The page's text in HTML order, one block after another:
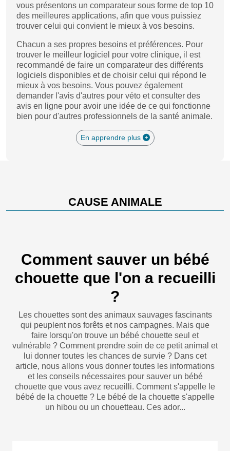
vous présentons un comparateur sous forme de top 10
des meilleures applications, afin que vous puissiez
trouver celui qui convient le mieux à vos besoins.
Chacun a ses propres besoins et préférences. Pour
trouver le meilleur logiciel pour votre clinique, il est
recommandé de faire un comparateur des différents
logiciels disponibles et de choisir celui qui répond le
mieux à vos besoins. Vous pouvez également
demander l'avis d'autres pour véto et consulter des
avis en ligne pour avoir une idée de ce qui fonctionne
bien pour d'autres professionnels de la santé animale.
En apprendre plus
CAUSE ANIMALE
Comment sauver un bébé
chouette que l'on a recueilli
?
Les chouettes sont des animaux sauvages fascinants
qui peuplent nos forêts et nos campagnes. Mais que
faire lorsqu'on trouve un bébé chouette seul et
vulnérable ? Comment prendre soin de ce petit animal et
lui donner toutes les chances de survie ? Dans cet
article, nous allons vous donner toutes les informations
et les conseils nécessaires pour sauver un bébé
chouette que vous avez recueilli. Comment s'appelle le
bébé de la chouette ? Le bébé de la chouette s'appelle
un hibou ou un chouetteau. Ces ador...